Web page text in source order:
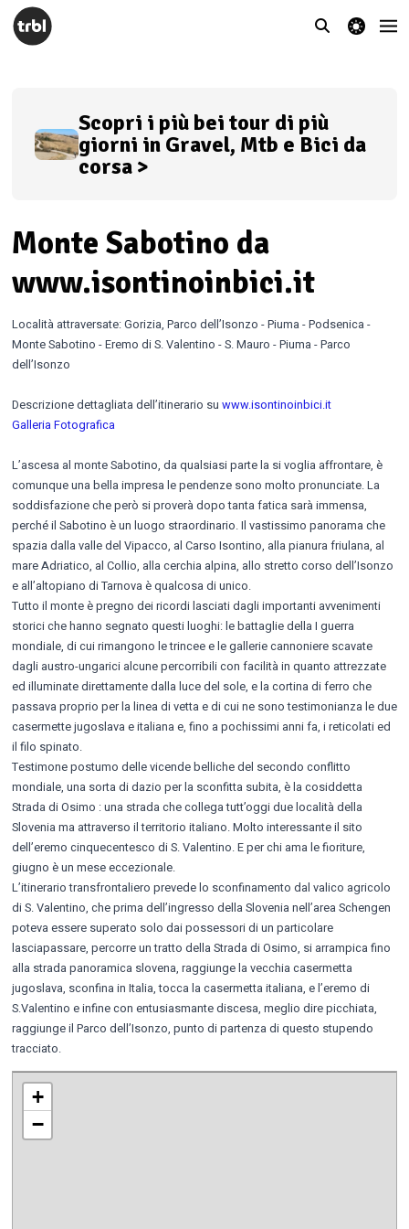
theme switcher
Scopri i più bei tour di più
giorni in Gravel, Mtb e Bici da
corsa >
Monte Sabotino da
www.isontinoinbici.it
Località attraversate: Gorizia, Parco dell’Isonzo - Piuma - Podsenica -
Monte Sabotino - Eremo di S. Valentino - S. Mauro - Piuma - Parco
dell’Isonzo
Descrizione dettagliata dell’itinerario su www.isontinoinbici.it
Galleria Fotografica
L’ascesa al monte Sabotino, da qualsiasi parte la si voglia affrontare, è
comunque una bella impresa le pendenze sono molto pronunciate. La
soddisfazione che però si proverà dopo tanta fatica sarà immensa,
perché il Sabotino è un luogo straordinario. Il vastissimo panorama che
spazia dalla valle del Vipacco, al Carso Isontino, alla pianura friulana, al
mare Adriatico, al Collio, alla cerchia alpina, allo stretto corso dell’Isonzo
e all’altopiano di Tarnova è qualcosa di unico.
Tutto il monte è pregno dei ricordi lasciati dagli importanti avvenimenti
storici che hanno segnato questi luoghi: le battaglie della I guerra
mondiale, di cui rimangono le trincee e le gallerie cannoniere scavate
dagli austro-ungarici alcune percorribili con facilità in quanto attrezzate
ed illuminate direttamente dalla luce del sole, e la cortina di ferro che
passava proprio per la linea di vetta e di cui ne sono testimonianza le due
casermette jugoslava e italiana e, fino a pochissimi anni fa, i reticolati ed
il filo spinato.
Testimone postumo delle vicende belliche del secondo conflitto
mondiale, una sorta di dazio per la sconfitta subita, è la cosiddetta
Strada di Osimo : una strada che collega tutt’oggi due località della
Slovenia ma attraverso il territorio italiano. Molto interessante il sito
dell’eremo cinquecentesco di S. Valentino. E per chi ama le fioriture,
giugno è un mese eccezionale.
L’itinerario transfrontaliero prevede lo sconfinamento dal valico agricolo
di S. Valentino, che prima dell’ingresso della Slovenia nell’area Schengen
poteva essere superato solo dai possessori di un particolare
lasciapassare, percorre un tratto della Strada di Osimo, si arrampica fino
alla strada panoramica slovena, raggiunge la vecchia casermetta
jugoslava, sconfina in Italia, tocca la casermetta italiana, e l’eremo di
S.Valentino e infine con entusiasmante discesa, meglio dire picchiata,
raggiunge il Parco dell’Isonzo, punto di partenza di questo stupendo
tracciato.
+
−